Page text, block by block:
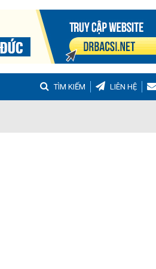
TÌM KIẾM LIÊN HỆ
Tọa